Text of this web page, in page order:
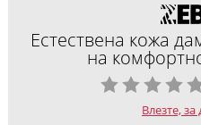
Естествена кожа
на
Влезте,